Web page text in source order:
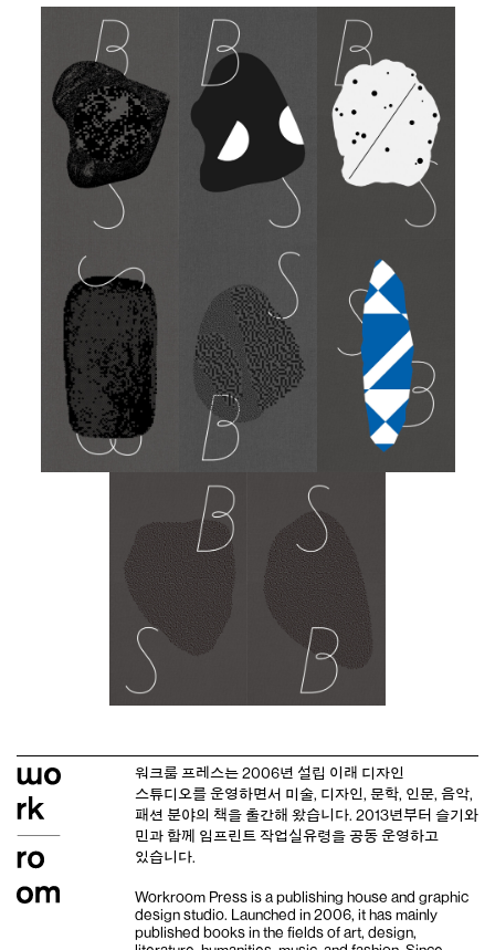
워크룸 프레스는 2006년 설립 이래 디자인
스튜디오를 운영하면서 미술, 디자인, 문학, 인문, 음악,
패션 분야의 책을 출간해 왔습니다. 2013년부터 슬기와
민과 함께 임프린트 작업실유령을 공동 운영하고
있습니다.
Workroom Press is a publishing house and graphic
design studio . Launched in 2006, it has mainly
published books in the fields of art, design,